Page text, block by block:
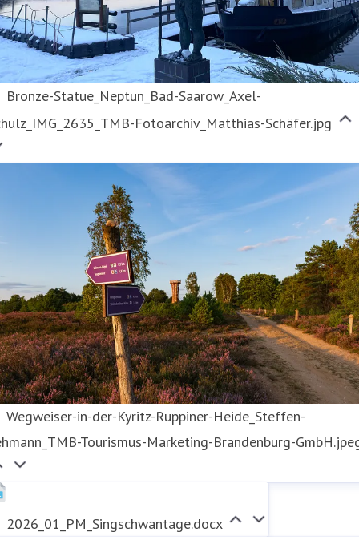
Bronze-Statue_Neptun_Bad-Saarow_Axel-
Fotoarchiv_Matthias-Schäfer.jpg
Wegweiser-in-der-Kyritz-Ruppiner-Heide_Steffen-
Tourismus-Marketing-Brandenburg-
2026_01_PM_Singschwantage.docx